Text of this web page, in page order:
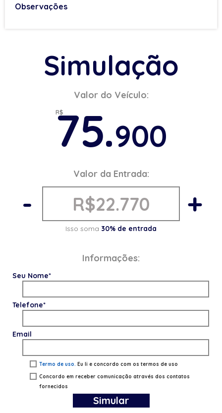
Observações
Simulação
Valor do Veículo:
R$
75.900
Valor da Entrada:
- +
Isso soma 30% de entrada
Informações:
Seu Nome*
Telefone*
Email
Termo de uso. Eu li e concordo com os termos de uso
Concordo em receber comunicação através dos contatos
fornecidos
Simular